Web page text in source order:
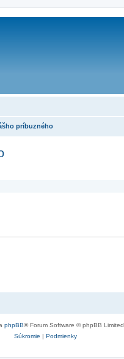
príbuzného
phpBB® Forum Software © phpBB Limited
Súkromie | Podmienky